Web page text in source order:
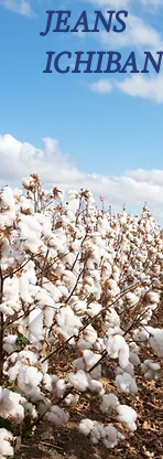
JEANS
ICHIBAN